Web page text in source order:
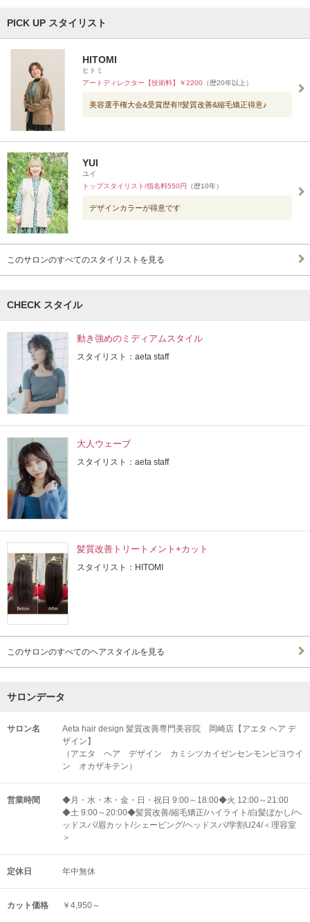
PICK UP スタイリスト
HITOMI
ヒトミ
アートディレクター【技術料】￥2200 （歴20年以上）
美容選手権大会&受賞歴有!!髪質改善&縮毛矯正得意♪
YUI
ユイ
トップスタイリスト/指名料550円 （歴10年）
デザインカラーが得意です
このサロンのすべてのスタイリストを見る
CHECK スタイル
動き強めのミディアムスタイル
スタイリスト：aeta staff
大人ウェーブ
スタイリスト：aeta staff
髪質改善トリートメント+カット
スタイリスト：HITOMI
このサロンのすべてのヘアスタイルを見る
サロンデータ
サロン名
Aeta hair design 髪質改善専門美容院 岡崎店【アエタ ヘア デ
ザイン】
（アエタ ヘア デザイン カミシツカイゼンセンモンビヨウイ
ン オカザキテン）
営業時間
◆月・水・木・金・日・祝日 9:00～18:00◆火 12:00～21:00
◆土 9:00～20:00◆髪質改善/縮毛矯正/ハイライト/白髪ぼかし/ヘ
ッドスパ/眉カット/シェービング/ヘッドスパ/学割U24/＜理容室
＞
定休日 年中無休
カット価格 ￥4,950～